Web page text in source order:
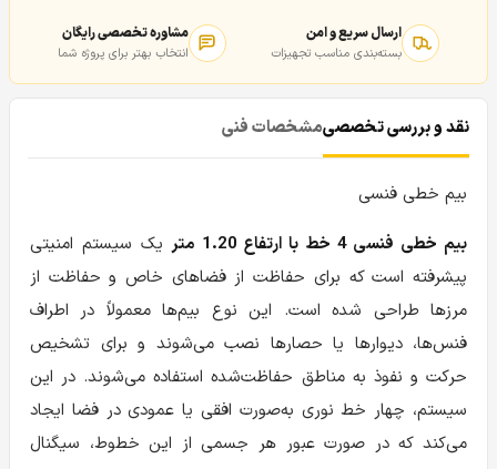
ارسال سریع و امن
بسته‌بندی مناسب تجهیزات
مشاوره تخصصی رایگان
انتخاب بهتر برای پروژه شما
نقد و بررسی تخصصیمشخصات فنی
بیم خطی فنسی
بیم خطی فنسی 4 خط با ارتفاع 1.20 متر
یک سیستم امنیتی
پیشرفته است که برای حفاظت از فضاهای خاص و حفاظت از
مرزها طراحی شده است. این نوع بیم‌ها معمولاً در اطراف
فنس‌ها، دیوارها یا حصارها نصب می‌شوند و برای تشخیص
حرکت و نفوذ به مناطق حفاظت‌شده استفاده می‌شوند. در این
سیستم، چهار خط نوری به‌صورت افقی یا عمودی در فضا ایجاد
می‌کند که در صورت عبور هر جسمی از این خطوط، سیگنال